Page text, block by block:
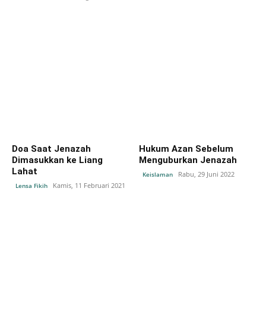
Doa Saat Jenazah
Dimasukkan ke Liang
Lahat
Lensa Fikih Kamis, 11 Februari 2021
Hukum Azan Sebelum
Menguburkan Jenazah
Keislaman Rabu, 29 Juni 2022